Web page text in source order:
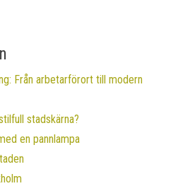
Från arbetarförort till modern
stadskärna?
en pannlampa